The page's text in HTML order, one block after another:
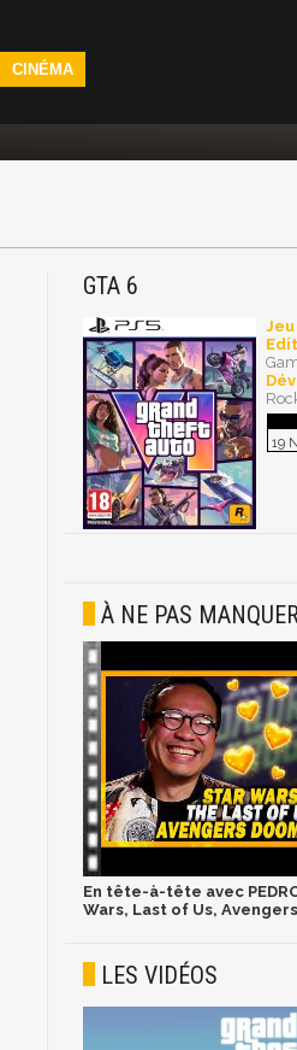
CINÉMA
GTA 6
Jeu
19
À NE PAS
En tête-à-tête avec
Wars, Last of Us,
LES VIDÉOS